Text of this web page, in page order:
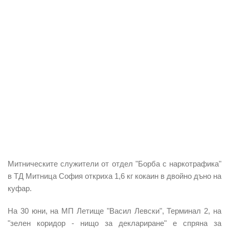
Митническите служители от отдел "Борба с наркотрафика"
в ТД Митница София откриха 1,6 кг кокаин в двойно дъно на
куфар.
На 30 юни, на МП Летище "Васил Левски", Терминал 2, на
"зелен коридор - нищо за деклариране" е спряна за